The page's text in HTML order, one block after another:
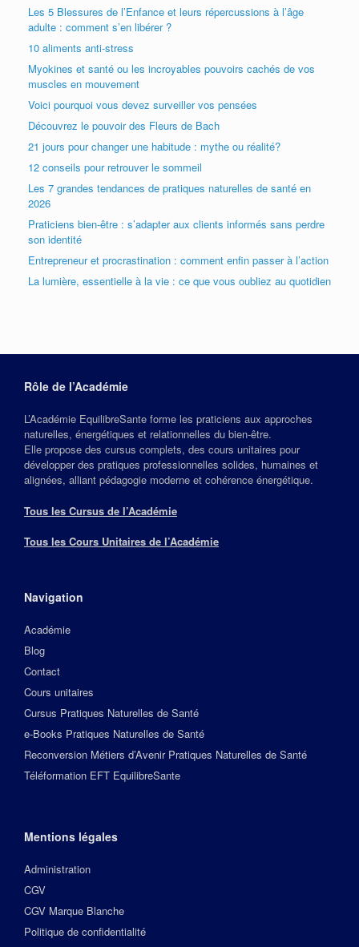
Les 5 Blessures de l’Enfance et leurs répercussions à l’âge
adulte : comment s’en libérer ?
10 aliments anti-stress
Myokines et santé ou les incroyables pouvoirs cachés de vos
muscles en mouvement
Voici pourquoi vous devez surveiller vos pensées
Découvrez le pouvoir des Fleurs de Bach
21 jours pour changer une habitude : mythe ou réalité?
12 conseils pour retrouver le sommeil
Les 7 grandes tendances de pratiques naturelles de santé en
2026
Praticiens bien-être : s’adapter aux clients informés sans perdre
son identité
Entrepreneur et procrastination : comment enfin passer à l’action
La lumière, essentielle à la vie : ce que vous oubliez au quotidien
Rôle de l’Académie
L’Académie EquilibreSante forme les praticiens aux approches
naturelles, énergétiques et relationnelles du bien‑être.
Elle propose des cursus complets, des cours unitaires pour
développer des pratiques professionnelles solides, humaines et
alignées, alliant pédagogie moderne et cohérence énergétique.
Tous les Cursus de l’Académie
Tous les Cours Unitaires de l’Académie
Navigation
Académie
Blog
Contact
Cours unitaires
Cursus Pratiques Naturelles de Santé
e-Books Pratiques Naturelles de Santé
Reconversion Métiers d’Avenir Pratiques Naturelles de Santé
Téléformation EFT EquilibreSante
Mentions légales
Administration
CGV
CGV Marque Blanche
Politique de confidentialité